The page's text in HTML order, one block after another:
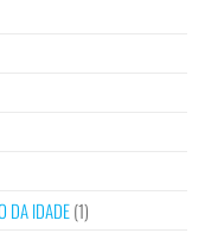
DA IDADE(1)